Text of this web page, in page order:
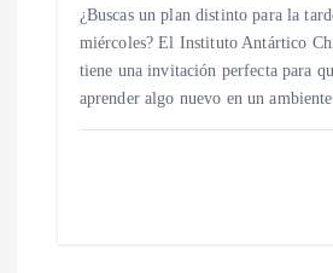
¿Buscas un plan distinto para la
miércoles? El Instituto Antártico
tiene una invitación perfecta para
aprender algo nuevo en un